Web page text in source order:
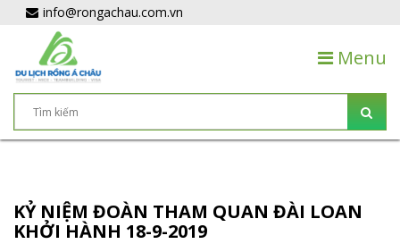
info@rongachau.com.vn
Menu
KỶ NIỆM ĐOÀN THAM QUAN ĐÀI LOAN
KHỞI HÀNH 18-9-2019